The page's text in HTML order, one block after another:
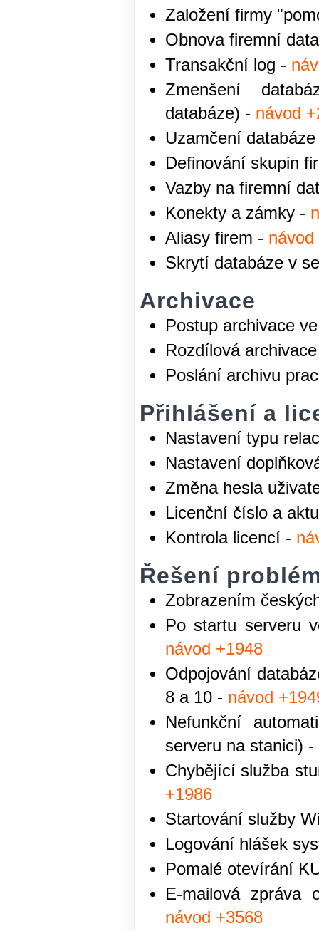
Založení firmy
Obnova firemní
Transakční log -
Zmenšení
databáze) - návod
Uzamčení
Definování skupin
Vazby na firemní
Konekty a zámky -
Aliasy firem - návod
Skrytí databáze v
Archivace
Postup archivace
Rozdílová
Poslání archivu
Přihlášení a
Nastavení typu
Nastavení
Změna hesla
Licenční číslo a
Kontrola licencí -
Řešení
Zobrazením
Po startu serveru
návod +1948
Odpojování
8 a 10 - návod
Nefunkční
serveru na stanici) -
Chybějící služba
+1986
Startování služby
Logování hlášek
Pomalé otevírání
E-mailová zpráva
návod +3568